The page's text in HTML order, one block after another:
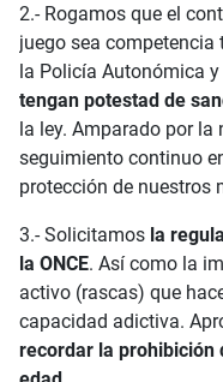
2.- Rogamos que el
juego sea
la Policía Autonómica y
tengan potestad de
la ley. Amparado por la
seguimiento continuo
protección de nuestros
3.- Solicitamos la
la ONCE. Así como la
activo (rascas) que
capacidad adictiva.
recordar la prohibición